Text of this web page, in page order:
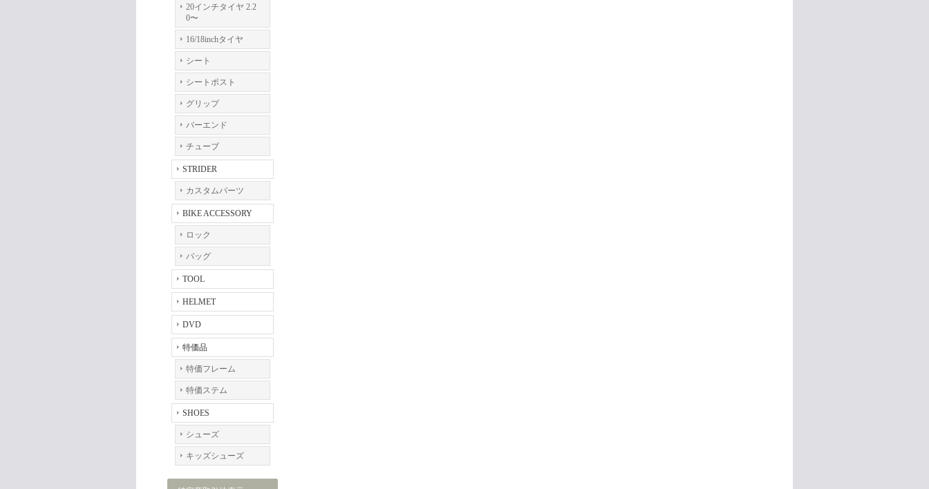
20インチタイヤ 2.2
0〜
16/18inchタイヤ
シート
シートポスト
グリップ
バーエンド
チューブ
STRIDER
カスタムパーツ
BIKE ACCESSORY
ロック
バッグ
TOOL
HELMET
DVD
特価品
特価フレーム
特価ステム
SHOES
シューズ
キッズシューズ